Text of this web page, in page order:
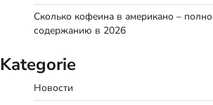
Сколько кофеина в американо –
содержанию в 2026
Kategorie
Новости